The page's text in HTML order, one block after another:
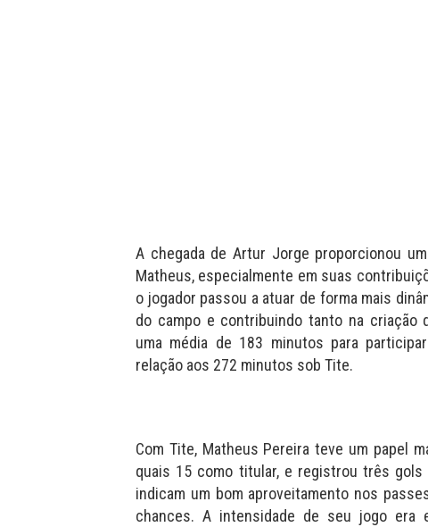
A chegada de Artur Jorge proporcionou
Matheus, especialmente em suas
o jogador passou a atuar de forma mais
do campo e contribuindo tanto na criação
uma média de 183 minutos para
relação aos 272 minutos sob Tite.
Com Tite, Matheus Pereira teve um papel
quais 15 como titular, e registrou três
indicam um bom aproveitamento nos
chances. A intensidade de seu jogo era